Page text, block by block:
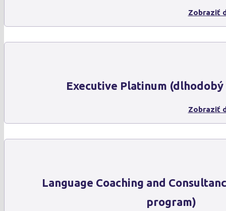
Zobraziť
Executive Platinum
Zobraziť
Language Coaching and
program)